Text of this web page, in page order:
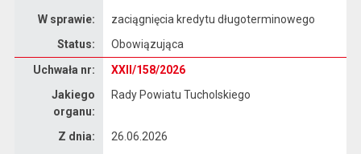
W sprawie:
zaciągnięcia kredytu długoterminowego
Status:
Obowiązująca
Uchwała nr:
XXII/158/2026
Jakiego
organu:
Rady Powiatu Tucholskiego
Z dnia:
26.06.2026